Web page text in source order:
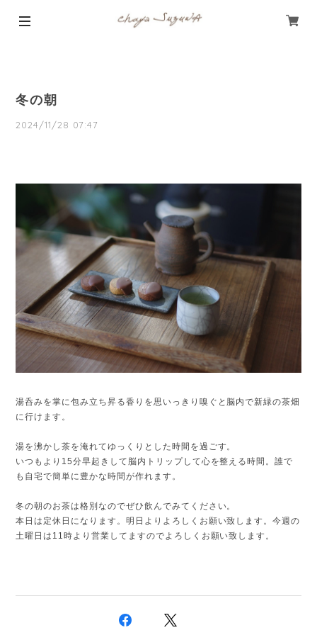
冬の朝
2024/11/28 07:47
湯呑みを掌に包み立ち昇る香りを思いっきり嗅ぐと脳内で新緑の茶畑
に行けます。
湯を沸かし茶を淹れてゆっくりとした時間を過ごす。
いつもより15分早起きして脳内トリップして心を整える時間。誰で
も自宅で簡単に豊かな時間が作れます。
冬の朝のお茶は格別なのでぜひ飲んでみてください。
本日は定休日になります。明日よりよろしくお願い致します。今週の
土曜日は11時より営業してますのでよろしくお願い致します。